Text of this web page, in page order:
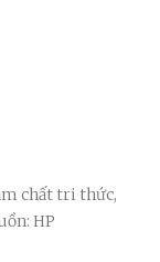
chất tri thức,
HP